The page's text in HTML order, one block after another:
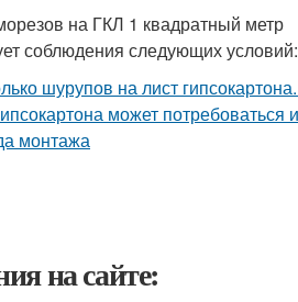
на ГКЛ 1 квадратный метр
соблюдения следующих условий:
на сайте: